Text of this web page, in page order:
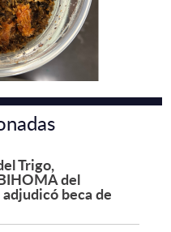
Trigo,
del
beca de